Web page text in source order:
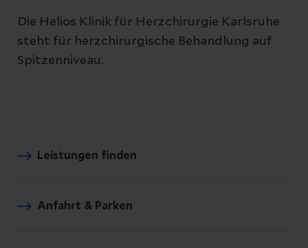
Die Helios Klinik für Herzchirurgie Karlsruhe
steht für herzchirurgische Behandlung auf
Spitzenniveau.
Leistungen finden
Anfahrt & Parken